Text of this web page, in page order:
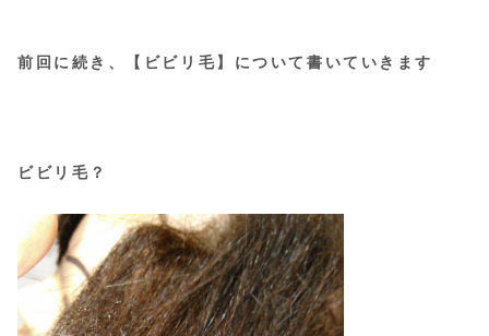
前回に続き、【ビビリ毛】について書いていきます
ビビリ毛？